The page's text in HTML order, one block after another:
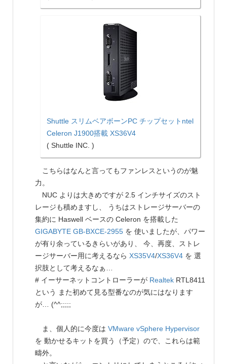
Shuttle スリムベアボーンPC チップセットntel
Celeron J1900搭載 XS36V4
( Shuttle INC. )
こちらはなんと言ってもファンレスというのが魅
力。
NUC よりは大きめですが 2.5 インチサイズのスト
レージも積めますし、 うちはストレージサーバーの
集約に Haswell ベースの Celeron を搭載した
GIGABYTE GB-BXCE-2955 を 使いましたが、パワー
が有り余っているきらいがあり、 今、再度、ストレ
ージサーバー用に考えるなら XS35V4/XS36V4 を 選
択肢として考えるなぁ…
# イーサーネットコントローラーが Realtek RTL8411
という また初めて見る型番なのが気にはなります
が… (^^;;;;;
ま、個人的に今度は VMware vSphere Hypervisor
を 動かせるキットを買う（予定）ので、これらは範
疇外。